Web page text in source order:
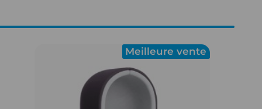
Meilleure vente